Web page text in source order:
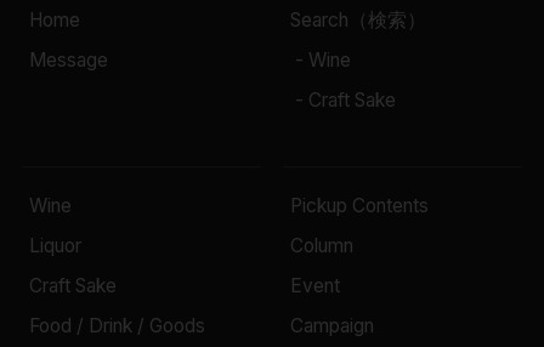
Home
Message
Search（検索）
- Wine
- Craft Sake
Wine
Liquor
Craft Sake
Food / Drink / Goods
Pickup Contents
Column
Event
Campaign